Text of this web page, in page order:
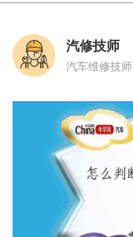
汽修技师
汽车维修技师